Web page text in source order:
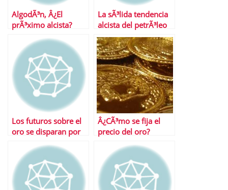
AlgodÃ³n, Â¿El
prÃ³ximo alcista?
La sÃ³lida tendencia
alcista del petrÃ³leo
Los futuros sobre el
oro se disparan por
dÃ³lares
Â¿CÃ³mo se fija el
precio del oro?